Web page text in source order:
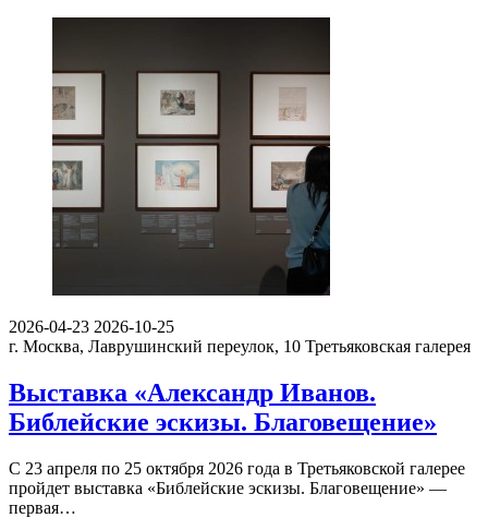
2026-04-23 2026-10-25
г. Москва, Лаврушинский переулок, 10 Третьяковская галерея
Выставка «Александр Иванов.
Библейские эскизы. Благовещение»
С 23 апреля по 25 октября 2026 года в Третьяковской галерее
пройдет выставка «Библейские эскизы. Благовещение» —
первая…